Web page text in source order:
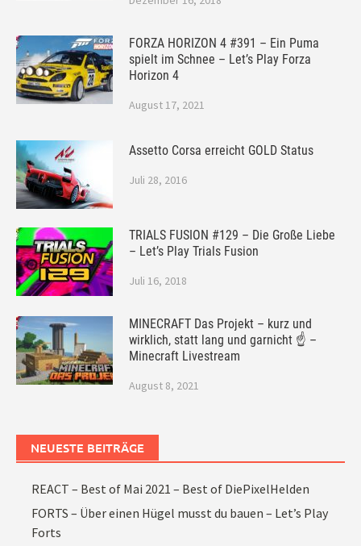
FORZA HORIZON 4 #391 – Ein Puma
spielt im Schnee – Let’s Play Forza
Horizon 4
August 17, 2021
Assetto Corsa erreicht GOLD Status
Juli 28, 2016
TRIALS FUSION #129 – Die Große Liebe
– Let’s Play Trials Fusion
Juli 16, 2018
MINECRAFT Das Projekt – kurz und
wirklich, statt lang und garnicht ☝ –
Minecraft Livestream
August 8, 2021
NEUESTE BEITRÄGE
REACT – Best of Mai 2021 – Best of DiePixelHelden
FORTS – Über einen Hügel musst du bauen – Let’s Play
Forts